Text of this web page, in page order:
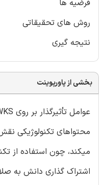
فرضیه ها
روش های تحقیقاتی
نتیجه گیری
بخشی از پاورپوینت
عوامل تأثیرگذار بر روی WKS
میکند، چون استفاده از
اشتراک گذاری دانش به